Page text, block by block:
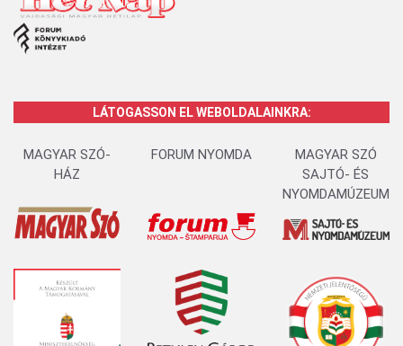
LÁTOGASSON EL WEBOLDALAINKRA:
MAGYAR SZÓ-
HÁZ
FORUM NYOMDA
MAGYAR SZÓ
SAJTÓ- ÉS
NYOMDAMÚZEUM